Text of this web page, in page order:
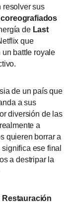
resolver sus
de Last
que
battle royale
de un país que
a sus
diversión de las
a
quieren borrar a
ese final
a destripar la
Restauración